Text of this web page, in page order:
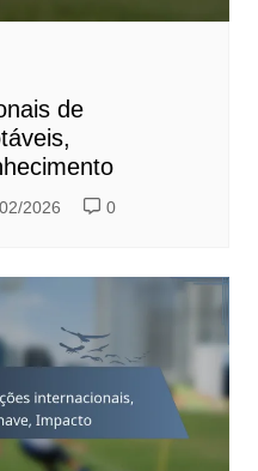
de
2026 0